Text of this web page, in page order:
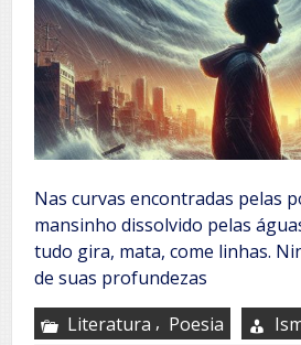
Nas curvas encontradas pelas
mansinho dissolvido pelas
tudo gira, mata, come linhas.
de suas profundezas
Literatura , Poesia